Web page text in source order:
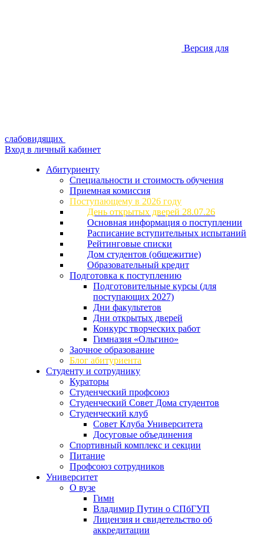
Версия для
слабовидящих
Вход в личный кабинет
Абитуриенту
Специальности и стоимость обучения
Приемная комиссия
Поступающему в 2026 году
День открытых дверей 28.07.26
Основная информация о поступлении
Расписание вступительных испытаний
Рейтинговые списки
Дом студентов (общежитие)
Образовательный кредит
Подготовка к поступлению
Подготовительные курсы (для
поступающих 2027)
Дни факультетов
Дни открытых дверей
Конкурс творческих работ
Гимназия «Ольгино»
Заочное образование
Блог абитуриента
Студенту и сотруднику
Кураторы
Студенческий профсоюз
Студенческий Совет Дома студентов
Студенческий клуб
Совет Клуба Университета
Досуговые объединения
Спортивный комплекс и секции
Питание
Профсоюз сотрудников
Университет
О вузе
Гимн
Владимир Путин о СПбГУП
Лицензия и свидетельство об
аккредитации